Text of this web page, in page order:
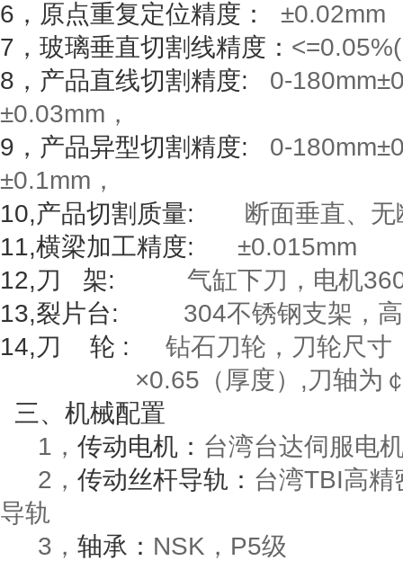
6 ，原点重复定位精度： ±0.02mm
7 ，玻璃垂直切割线精度：
8 ，产品直线切割精度: 0-180mm±
±0.03mm ，
9 ，产品异型切割精度: 0-180mm±
±0.1mm ，
10,产品切割质量: 断面垂直、
11,横梁加工精度: ±0.015mm
12,刀 架: 气缸下刀，电机
13,裂片台: 304不锈钢支架，
14,刀 轮 :
钻石刀轮，刀轮尺寸
×0.65 （厚度） ,刀轴为
三、机械配置
1，传动电机： 台湾台达伺 服电
2，传动丝杆导轨： 台湾TBI高
导轨
3，轴承： NSK，P5级